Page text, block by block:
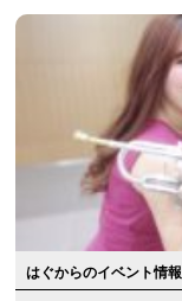
はぐからのイベント情報